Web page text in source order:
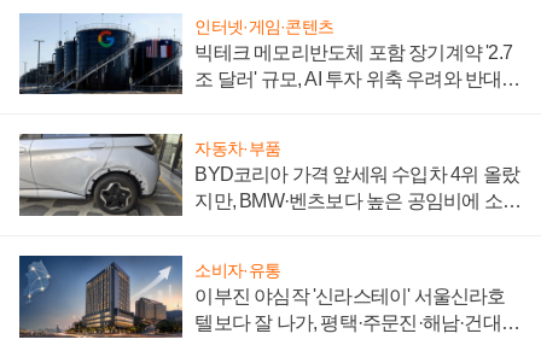
인터넷·게임·콘텐츠
빅테크 메모리반도체 포함 장기계약 '2.7
조 달러' 규모, AI 투자 위축 우려와 반대
자동차·부품
BYD코리아 가격 앞세워 수입차 4위 올랐
지만, BMW·벤츠보다 높은 공임비에 소비
소비자·유통
이부진 야심작 '신라스테이' 서울신라호
텔보다 잘 나가, 평택·주문진·해남·건대로